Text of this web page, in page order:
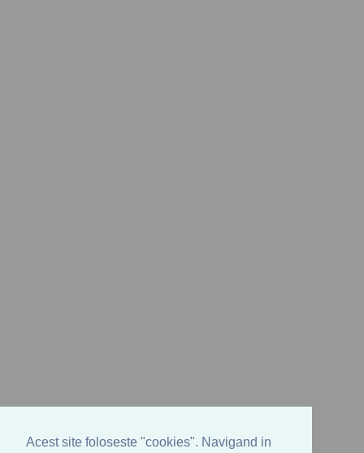
Acest site foloseste "cookies". Navigand in